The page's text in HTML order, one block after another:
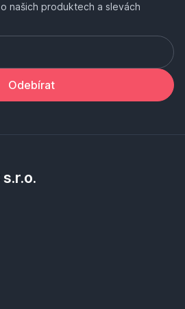
našich produktech a slevách
Odebírat